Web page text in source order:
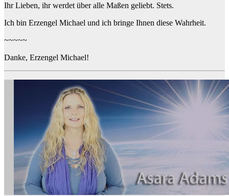
Ihr Lieben, ihr werdet über alle Maßen geliebt. Stets.
Ich bin Erzengel Michael und ich bringe Ihnen diese Wahrheit.
~~~~~
Danke, Erzengel Michael!